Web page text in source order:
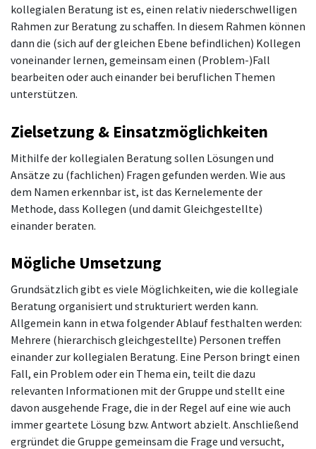
kollegialen Beratung ist es, einen relativ niederschwelligen
Rahmen zur Beratung zu schaffen. In diesem Rahmen können
dann die (sich auf der gleichen Ebene befindlichen) Kollegen
voneinander lernen, gemeinsam einen (Problem-)Fall
bearbeiten oder auch einander bei beruflichen Themen
unterstützen.
Zielsetzung & Einsatzmöglichkeiten
Mithilfe der kollegialen Beratung sollen Lösungen und
Ansätze zu (fachlichen) Fragen gefunden werden. Wie aus
dem Namen erkennbar ist, ist das Kernelemente der
Methode, dass Kollegen (und damit Gleichgestellte)
einander beraten.
Mögliche Umsetzung
Grundsätzlich gibt es viele Möglichkeiten, wie die kollegiale
Beratung organisiert und strukturiert werden kann.
Allgemein kann in etwa folgender Ablauf festhalten werden:
Mehrere (hierarchisch gleichgestellte) Personen treffen
einander zur kollegialen Beratung. Eine Person bringt einen
Fall, ein Problem oder ein Thema ein, teilt die dazu
relevanten Informationen mit der Gruppe und stellt eine
davon ausgehende Frage, die in der Regel auf eine wie auch
immer geartete Lösung bzw. Antwort abzielt. Anschließend
ergründet die Gruppe gemeinsam die Frage und versucht,